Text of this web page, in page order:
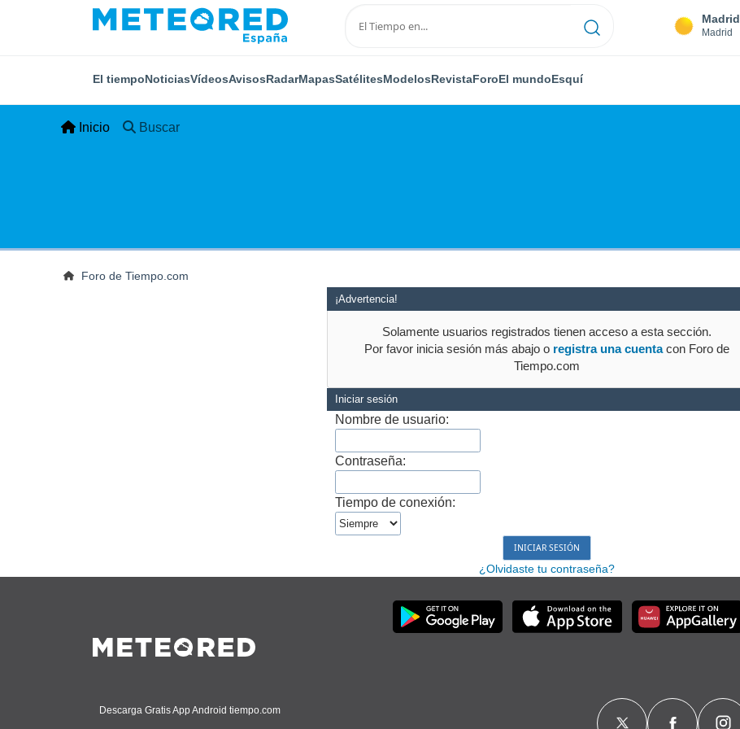
Madrid
Madrid
El tiempoNoticiasVídeosAvisosRadarMapasSatélitesModelosRevistaForoEl mundoEsquí
Inicio Buscar
Foro de Tiempo.com
¡Advertencia!
Solamente usuarios registrados tienen acceso a esta sección.
Por favor inicia sesión más abajo o registra una cuentacon Foro de
Tiempo.com
Iniciar sesión
Nombre de usuario:
Contraseña:
Tiempo de conexión:
¿Olvidaste tu contraseña?
Descarga Gratis App Android tiempo.com